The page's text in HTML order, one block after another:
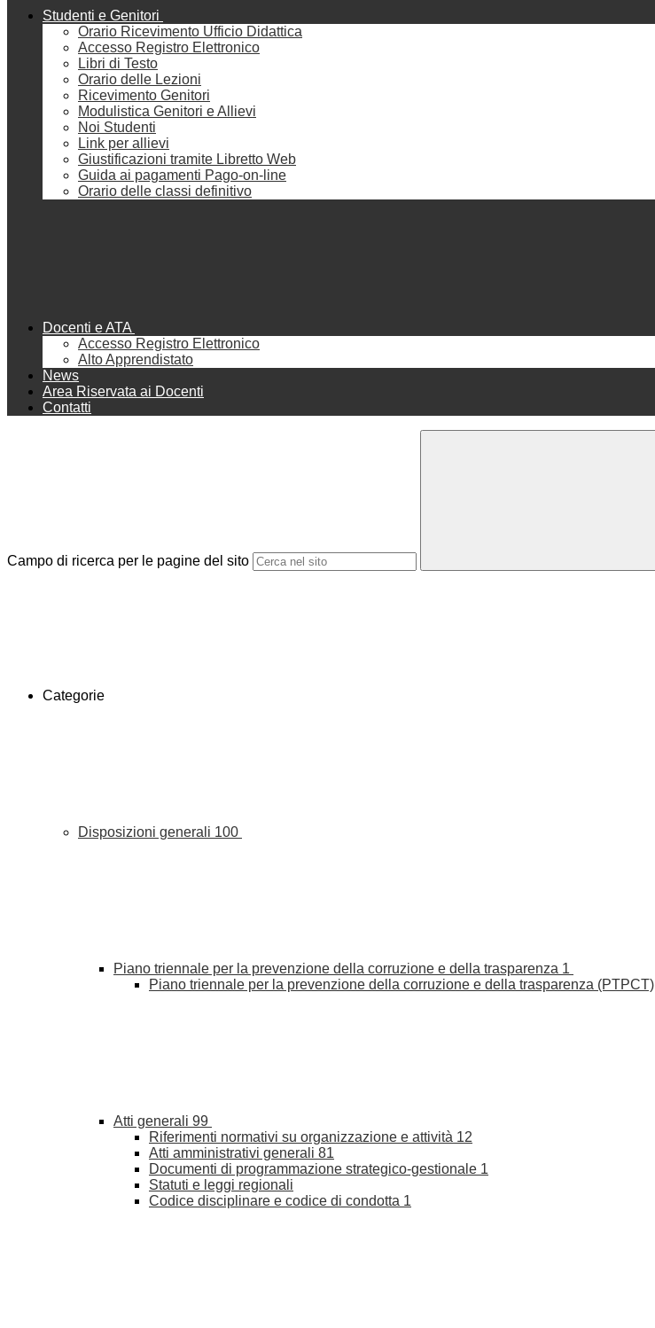
Studenti e Genitori
Orario Ricevimento Ufficio Didattica
Accesso Registro Elettronico
Libri di Testo
Orario delle Lezioni
Ricevimento Genitori
Modulistica Genitori e Allievi
Noi Studenti
Link per allievi
Giustificazioni tramite Libretto Web
Guida ai pagamenti Pago-on-line
Orario delle classi definitivo
Docenti e ATA
Accesso Registro Elettronico
Alto Apprendistato
News
Area Riservata ai Docenti
Contatti
Campo di ricerca per le pagine del sito
Categorie
Disposizioni generali 100
Piano triennale per la prevenzione della corruzione e della trasparenza 1
Piano triennale per la prevenzione della corruzione e della trasparenza (PTPCT)
Atti generali 99
Riferimenti normativi su organizzazione e attività 12
Atti amministrativi generali 81
Documenti di programmazione strategico-gestionale 1
Statuti e leggi regionali
Codice disciplinare e codice di condotta 1